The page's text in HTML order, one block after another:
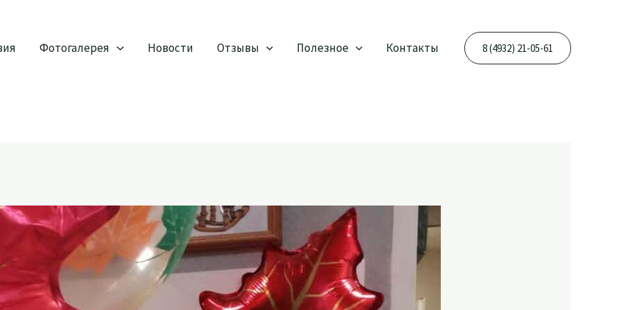
Фотогалерея Новости Отзывы Полезное Контакты 8 (4932) 21-05-61